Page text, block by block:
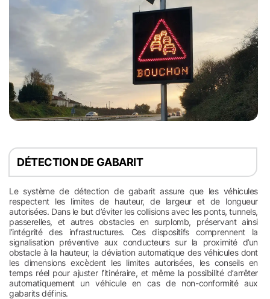
DÉTECTION DE GABARIT
Le système de détection de gabarit assure que les véhicules
respectent les limites de hauteur, de largeur et de longueur
autorisées. Dans le but d’éviter les collisions avec les ponts, tunnels,
passerelles, et autres obstacles en surplomb, préservant ainsi
l’intégrité des infrastructures. Ces dispositifs comprennent la
signalisation préventive aux conducteurs sur la proximité d’un
obstacle à la hauteur, la déviation automatique des véhicules dont
les dimensions excèdent les limites autorisées, les conseils en
temps réel pour ajuster l’itinéraire, et même la possibilité d’arrêter
automatiquement un véhicule en cas de non-conformité aux
gabarits définis.